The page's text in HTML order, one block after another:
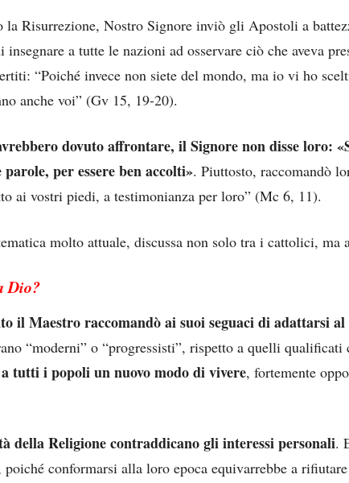
Risurrezione, Nostro Signore inviò gli Apostoli a
a tutte le nazioni ad osservare ciò che aveva
“Poiché invece non siete del mondo, ma io vi ho
anche voi” (Gv 15, 19-20).
dovuto affrontare, il Signore non disse loro:
per essere ben accolti». Piuttosto, raccomandò
ai vostri piedi, a testimonianza per loro” (Mc 6, 11).
molto attuale, discussa non solo tra i cattolici, ma
Dio?
il Maestro raccomandò ai suoi seguaci di adattarsi
“moderni” o “progressisti”, rispetto a quelli
tutti i popoli un nuovo modo di vivere, fortemente
della Religione contraddicano gli interessi personali.
conformarsi alla loro epoca equivarrebbe a